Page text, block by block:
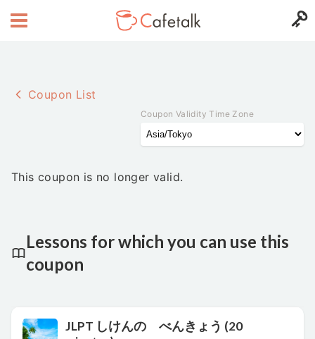
Coupon List
Coupon Validity Time Zone
This coupon is no longer valid.
Lessons for which you can use this
coupon
JLPT しけんの べんきょう (20